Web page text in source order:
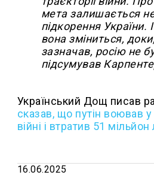
мета залишається
підкорення України.
вона зміниться,
зазначав, росію не
підсумував
Український Дощ писав
сказав, що путін воював у
війні і втратив 51
16.06.2025